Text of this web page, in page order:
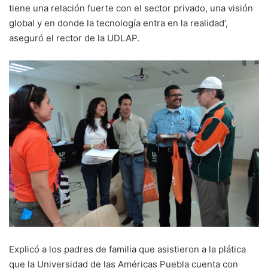
tiene una relación fuerte con el sector privado, una visión
global y en donde la tecnología entra en la realidad’,
aseguró el rector de la UDLAP.
Explicó a los padres de familia que asistieron a la plática
que la Universidad de las Américas Puebla cuenta con